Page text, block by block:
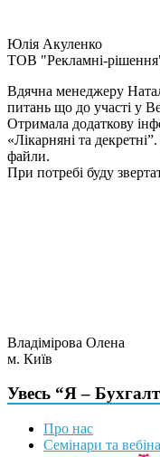
Юлія Акуленко
TOB "Рекламні-
Вдячна менеджеру
питань що до участі у
Отримала додаткову
«Лікарняні та
файли.
При потребі буду
Владімірова Олена
м. Київ
Увесь “Я –
Про нас
Семінари та